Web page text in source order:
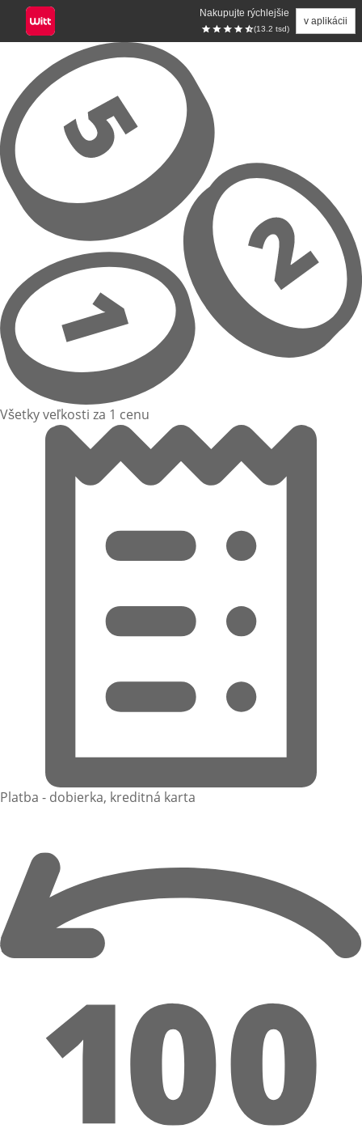
Nakupujte rýchlejšie
(13.2 tsd)
v aplikácii
Prejsť na hlavný obsah
Všetky veľkosti za 1 cenu
Platba - dobierka, kreditná karta